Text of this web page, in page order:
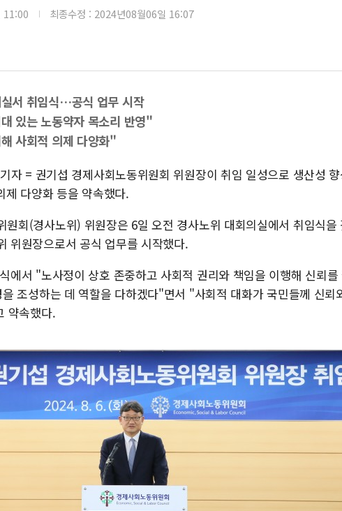
우크라 드론 전
동해해경, 독도
강원도 폭염특
11:00 최종수정 : 2024년08월06일 16:07
서 취임식…공식 업무 시작
있는 노동약자 목소리 반영"
사회적 의제 다양화"
자 = 권기섭 경제사회노동위원회 위원장이 취임 일성으로 생산성
제 다양화 등을 약속했다.
원회(경사노위) 위원장은 6일 오전 경사노위 대회의실에서 취임식을
위원장으로서 공식 업무를 시작했다.
에서 "노사정이 상호 존중하고 사회적 권리와 책임을 이행해 신뢰를
조성하는 데 역할을 다하겠다"면서 "사회적 대화가 국민들께 신뢰
약속했다.